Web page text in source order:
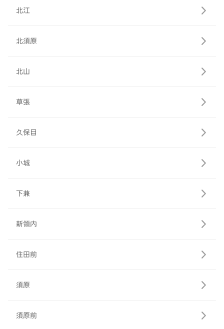
北江
北須原
北山
草張
久保目
小城
下兼
新領内
住田前
須原
須原前